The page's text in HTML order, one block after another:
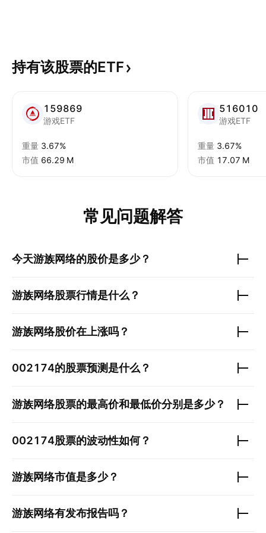
持有该股票的ETF
159869
游戏ETF
重量 3.67%
市值 ‪66.29 M‬
516010
游戏ETF
重量 3.67%
市值 ‪17.07 M‬
常见问题解答
今天游族网络的股价是多少？
游族网络股票行情是什么？
游族网络股价在上涨吗？
002174的股票预测是什么？
游族网络股票的最高价和最低价分别是多少？
002174股票的波动性如何？
游族网络市值是多少？
游族网络有发布报告吗？